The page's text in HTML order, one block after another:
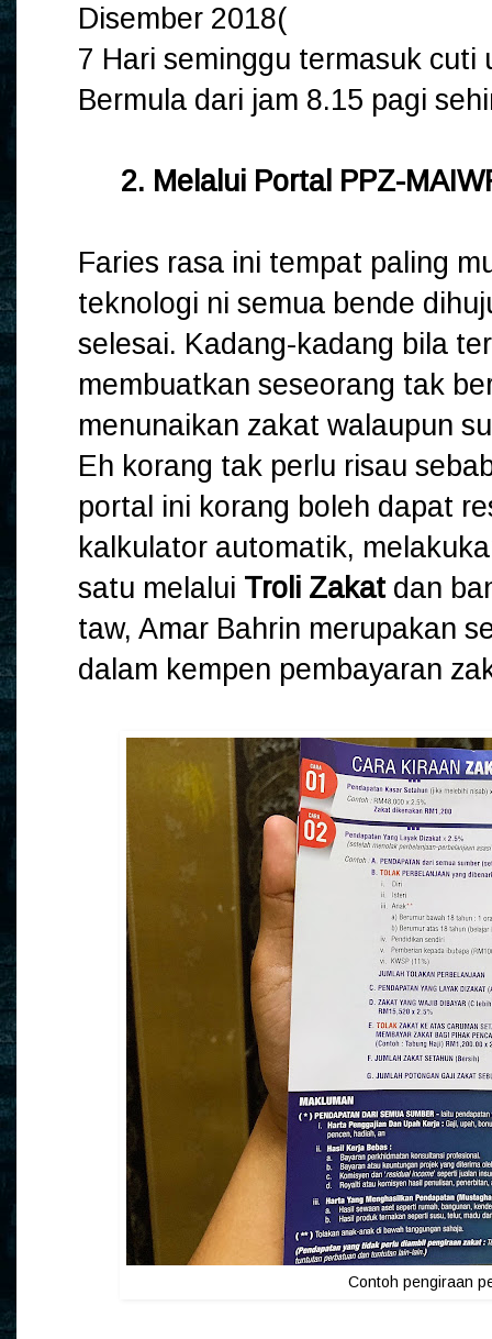
Disember 2018(
7 Hari seminggu termasuk cuti
Bermula dari jam 8.15 pagi
2. Melalui Portal PPZ-
Faries rasa ini tempat paling
teknologi ni semua bende
selesai. Kadang-kadang bila
membuatkan seseorang tak
menunaikan zakat walaupun
Eh korang tak perlu risau
portal ini korang boleh dapat
kalkulator automatik,
satu melalui Troli Zakatdan
taw, Amar Bahrin merupakan
dalam kempen pembayaran
Contoh pengiraan